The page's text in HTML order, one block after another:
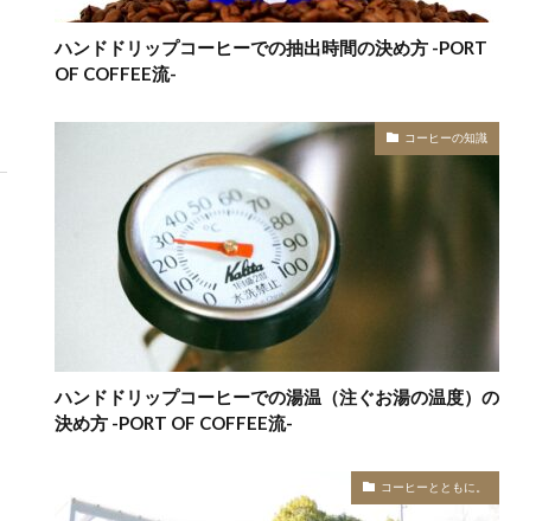
ハンドドリップコーヒーでの抽出時間の決め方 -PORT
OF COFFEE流-
コーヒーの知識
ハンドドリップコーヒーでの湯温（注ぐお湯の温度）の
決め方 -PORT OF COFFEE流-
コーヒーとともに。